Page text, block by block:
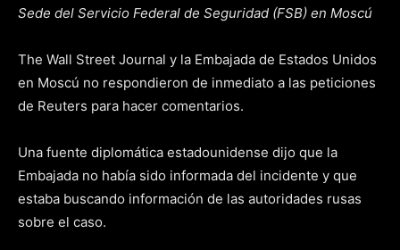
Sede del Servicio Federal de Seguridad (FSB) en Moscú
The Wall Street Journal y la Embajada de Estados Unidos
en Moscú no respondieron de inmediato a las peticiones
de Reuters para hacer comentarios.
Una fuente diplomática estadounidense dijo que la
Embajada no había sido informada del incidente y que
estaba buscando información de las autoridades rusas
sobre el caso.